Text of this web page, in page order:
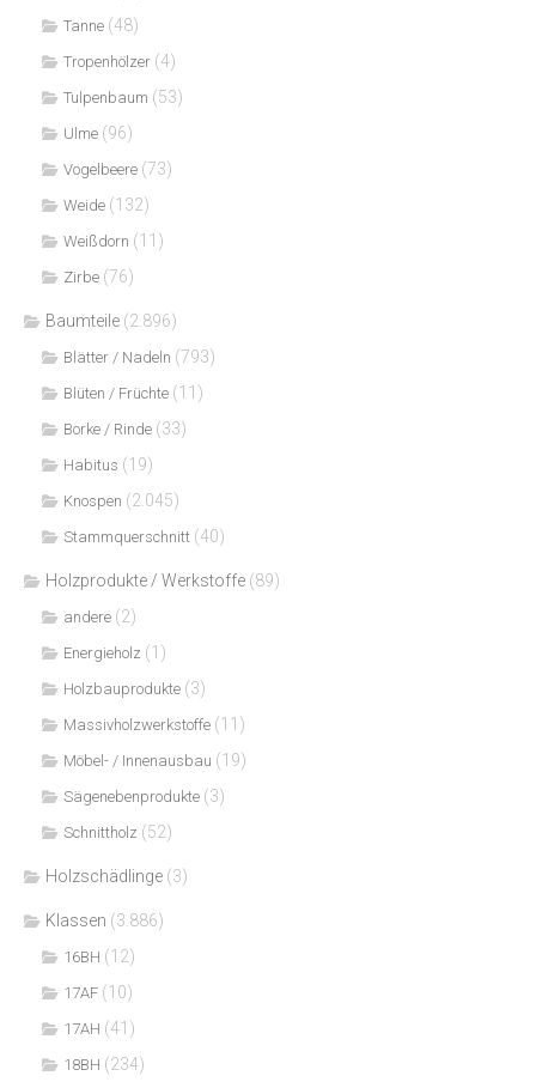
Tanne (48)
Tropenhölzer (4)
Tulpenbaum (53)
Ulme (96)
Vogelbeere (73)
Weide (132)
Weißdorn (11)
Zirbe (76)
Baumteile (2.896)
Blätter / Nadeln (793)
Blüten / Früchte (11)
Borke / Rinde (33)
Habitus (19)
Knospen (2.045)
Stammquerschnitt (40)
Holzprodukte / Werkstoffe (89)
andere (2)
Energieholz (1)
Holzbauprodukte (3)
Massivholzwerkstoffe (11)
Möbel- / Innenausbau (19)
Sägenebenprodukte (3)
Schnittholz (52)
Holzschädlinge (3)
Klassen (3.886)
16BH (12)
17AF (10)
17AH (41)
18BH (234)